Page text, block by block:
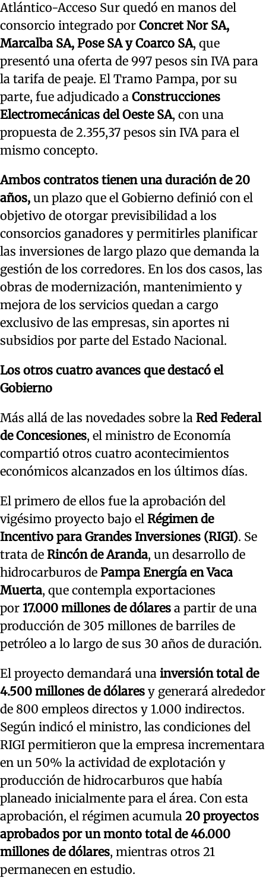
Atlántico-Acceso Sur quedó en manos del
consorcio integrado por Concret Nor SA,
Marcalba SA, Pose SA y Coarco SA, que
presentó una oferta de 997 pesos sin IVA para
la tarifa de peaje. El Tramo Pampa, por su
parte, fue adjudicado a Construcciones
Electromecánicas del Oeste SA, con una
propuesta de 2.355,37 pesos sin IVA para el
mismo concepto.
Ambos contratos tienen una duración de 20
años, un plazo que el Gobierno definió con el
objetivo de otorgar previsibilidad a los
consorcios ganadores y permitirles planificar
las inversiones de largo plazo que demanda la
gestión de los corredores. En los dos casos, las
obras de modernización, mantenimiento y
mejora de los servicios quedan a cargo
exclusivo de las empresas, sin aportes ni
subsidios por parte del Estado Nacional.
Los otros cuatro avances que destacó el
Gobierno
Más allá de las novedades sobre la Red Federal
de Concesiones, el ministro de Economía
compartió otros cuatro acontecimientos
económicos alcanzados en los últimos días.
El primero de ellos fue la aprobación del
vigésimo proyecto bajo el Régimen de
Incentivo para Grandes Inversiones (RIGI). Se
trata de Rincón de Aranda, un desarrollo de
hidrocarburos de Pampa Energía en Vaca
Muerta, que contempla exportaciones
por 17.000 millones de dólares a partir de una
producción de 305 millones de barriles de
petróleo a lo largo de sus 30 años de duración.
El proyecto demandará una inversión total de
4.500 millones de dólares y generará alrededor
de 800 empleos directos y 1.000 indirectos.
Según indicó el ministro, las condiciones del
RIGI permitieron que la empresa incrementara
en un 50% la actividad de explotación y
producción de hidrocarburos que había
planeado inicialmente para el área. Con esta
aprobación, el régimen acumula 20 proyectos
aprobados por un monto total de 46.000
millones de dólares, mientras otros 21
permanecen en estudio.